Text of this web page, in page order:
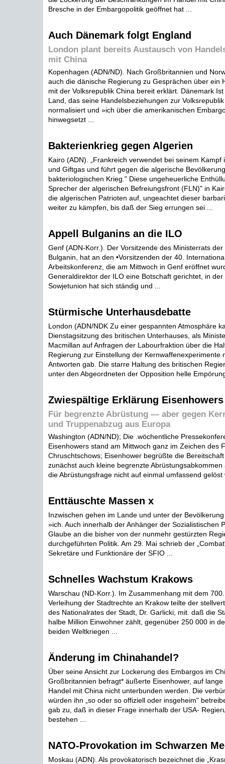
Bresche in der Embargopolitik geöffnet hat ...
Auch Dänemark folgt England
London plant bereits Austausch von
mit China
Kopenhagen (ADN/ND). Nach Großbritannien und
auch die dänische Regierung zu Gesprächen über ein
mit der Volksrepublik China bereit erklärt. Dänemark
Land, das seine Handelsbeziehungen zur
normalisiert und »ich über die amerikanischen
hinwegsetzt ...
Bakterienkrieg gegen Algerien
Kairo (ADN). „Frankreich verwendet bei seinem Kampf
und Giftgas und führt gegen die algerische
bakteriologischen Krieg." Diese ungeheuerliche
Sprecher der algerischen Befreiungsfront (FLN)" in
die algerischen Patrioten auf, ungeachtet dieser
weiter zu kämpfen, bis daß der Sieg errungen sei ...
Appell Bulganins an die ILO
Genf (ADN-Korr.). Der Vorsitzende des Ministerrats der
Bulganin, hat an den •Vorsitzenden der 40.
Arbeitskonferenz, die am Mittwoch in Genf eröffnet
Generaldirektor der ILO eine Botschaft gerichtet, in der
Sowjetunion hat sich ständig und ...
Stürmische Unterhausdebatte
London (ADN/NDK Zu einer gespannten Atmosphäre
Dienstagsitzung des britischen Unterhauses, als
Macmillan auf Anfragen der Labourfraktion über die
Regierung zur Einstellung der Kernwaffenexperimente
Antworten gab. Die starre Haltung des britischen
unter den Abgeordneten der Opposition helle
Zwiespältige Erklärung Eisenhowers
Für begrenzte Abrüstung — aber gegen
und Truppenabzug aus Europa
Washington (ADN/ND); Die .wöchentliche
Eisenhowers stand am Mittwoch ganz im Zeichen des
Chruschtschows; Eisenhower begrüßte die
zunächst auch kleine begrenzte
die Abrüstungsfrage nicht auf einmal umfassend
Enttäuschte Massen x
Inzwischen gehen im Lande und unter der
»ich. Auch innerhalb der Anhänger der Sozialistischen
Glaube an die bisher von der nunmehr gestürzten
durchgeführten Politik. Am 29. Mai schrieb der
Sekretäre und Funktionäre der SFIO ...
Schnelles Wachstum Krakows
Warschau (ND-Korr.). Im Zusammenhang mit dem
Verleihung der Stadtrechte an Krakow teilte der
des Nationalrates der Stadt, Dr. Garlicki, mit. daß die
halbe Million Einwohner zählt, gegenüber 250 000 in
beiden Weltkriegen ...
Änderung im Chinahandel?
Über seine Ansicht zur Lockerung des Embargos im
Großbritannien befragt* äußerte Eisenhower, auf lange
Handel mit China nicht unterbunden werden. Die
würden ihn „so oder so offiziell oder insgeheim"
gab zu, daß in dieser Frage innerhalb der USA-
bestehen ...
NATO-Provokation im Schwarzen
Moskau (ADN). Als provokatorisch bezeichnet die